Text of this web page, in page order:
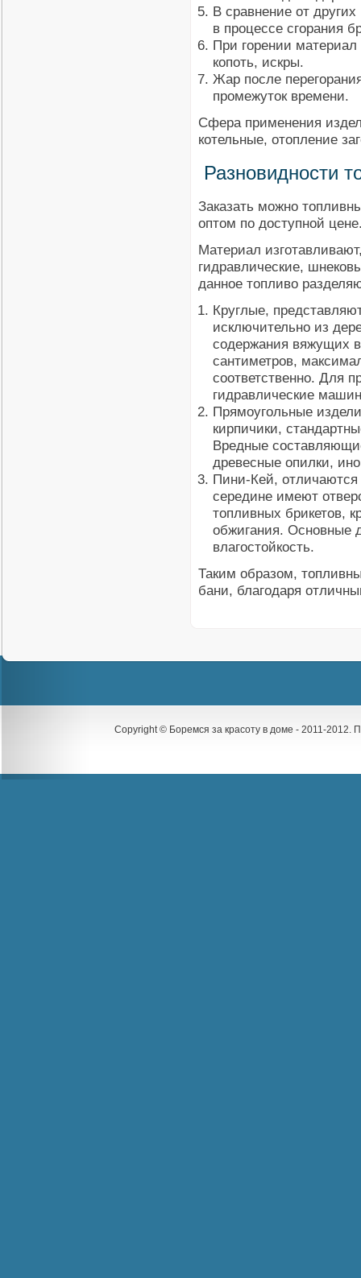
В сравнение от
в процессе сгорания
При горении материал
копоть, искры.
Жар после
промежуток времени.
Сфера применения
котельные, отопление
Разновидности
Заказать можно
оптом по доступной
Материал
гидравлические,
данное топливо
Круглые,
исключительно из
содержания вяжущих
сантиметров,
соответственно. Для
гидравлические
Прямоугольные
кирпичики,
Вредные
древесные опилки,
Пини-Кей, отличаются
середине имеют
топливных брикетов,
обжигания. Основные
влагостойкость.
Таким образом,
бани, благодаря
Copyright © Боремся за красоту в доме - 2011-2012.